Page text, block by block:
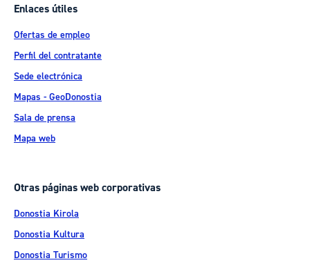
Enlaces útiles
Ofertas de empleo
Perfil del contratante
Sede electrónica
Mapas - GeoDonostia
Sala de prensa
Mapa web
Otras páginas web corporativas
Donostia Kirola
Donostia Kultura
Donostia Turismo